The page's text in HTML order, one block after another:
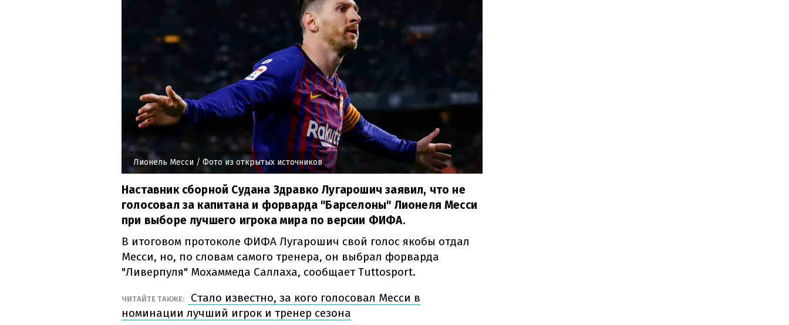
Лионель Месси / Фото из открытых источников
Наставник сборной Судана Здравко Лугарошич заявил, что не
голосовал за капитана и форварда "Барселоны" Лионеля Месси
при выборе лучшего игрока мира по версии ФИФА.
В итоговом протоколе ФИФА Лугарошич свой голос якобы отдал
Месси, но, по словам самого тренера, он выбрал форварда
"Ливерпуля" Мохаммеда Саллаха, сообщает Tuttosport.
ЧИТАЙТЕ ТАКЖЕ:
Стало известно, за кого голосовал Месси в
номинации лучший игрок и тренер сезона